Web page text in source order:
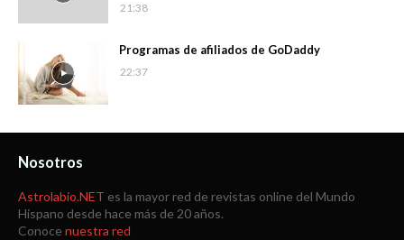
21:38
Programas de afiliados de GoDaddy
22:37
Nosotros
Astrolabio.NET es la mayor red de revistas online del Mundo
Hispano desde hace más de 20 años.
Conoce nuestra red